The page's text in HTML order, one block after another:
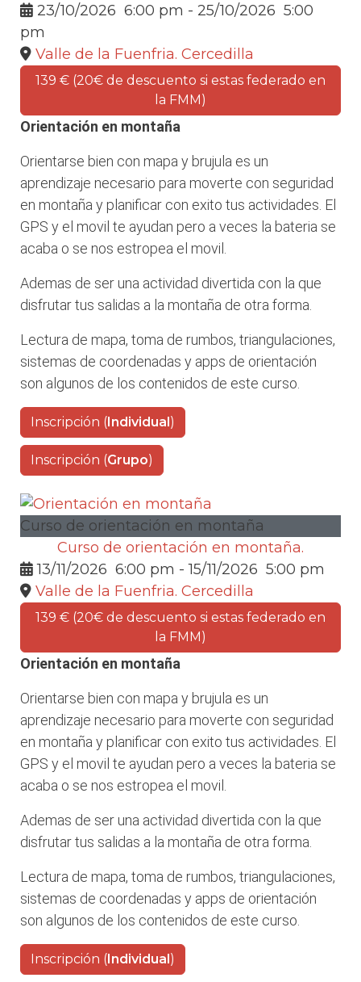
23/10/2026 6:00 pm - 25/10/2026 5:00
pm
Valle de la Fuenfria. Cercedilla
139 € (20€ de descuento si estas federado en
la FMM)
Orientación en montaña
Orientarse bien con mapa y brujula es un
aprendizaje necesario para moverte con seguridad
en montaña y planificar con exito tus actividades. El
GPS y el movil te ayudan pero a veces la bateria se
acaba o se nos estropea el movil.
Ademas de ser una actividad divertida con la que
disfrutar tus salidas a la montaña de otra forma.
Lectura de mapa, toma de rumbos, triangulaciones,
sistemas de coordenadas y apps de orientación
son algunos de los contenidos de este curso.
Inscripción (Individual)
Inscripción (Grupo)
Curso de orientación en montaña
Curso de orientación en montaña.
13/11/2026 6:00 pm - 15/11/2026 5:00 pm
Valle de la Fuenfria. Cercedilla
139 € (20€ de descuento si estas federado en
la FMM)
Orientación en montaña
Orientarse bien con mapa y brujula es un
aprendizaje necesario para moverte con seguridad
en montaña y planificar con exito tus actividades. El
GPS y el movil te ayudan pero a veces la bateria se
acaba o se nos estropea el movil.
Ademas de ser una actividad divertida con la que
disfrutar tus salidas a la montaña de otra forma.
Lectura de mapa, toma de rumbos, triangulaciones,
sistemas de coordenadas y apps de orientación
son algunos de los contenidos de este curso.
Inscripción (Individual)